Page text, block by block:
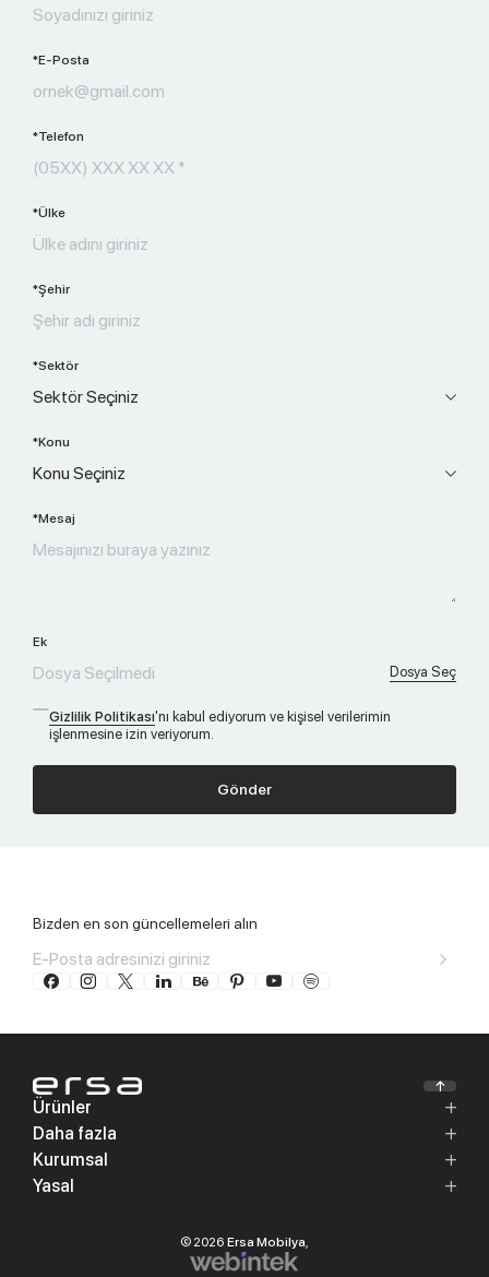
*E-Posta
*Telefon
*Ülke
*Şehir
*Sektör
*Konu
*Mesaj
Ek
Dosya Seçilmedi Dosya Seç
Gizlilik Politikası'nı kabul ediyorum ve kişisel verilerimin
işlenmesine izin veriyorum.
Gönder
Bizden en son güncellemeleri alın
Ürünler
Daha fazla
Kurumsal
Yasal
© 2026 Ersa Mobilya,